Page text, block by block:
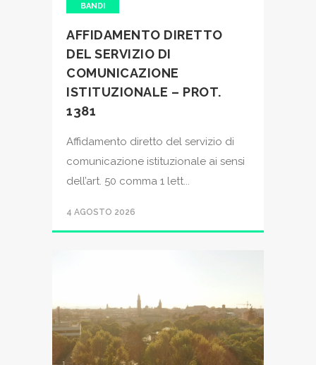
BANDI
AFFIDAMENTO DIRETTO
DEL SERVIZIO DI
COMUNICAZIONE
ISTITUZIONALE – PROT.
1381
Affidamento diretto del servizio di
comunicazione istituzionale ai sensi
dell’art. 50 comma 1 lett...
4 AGOSTO 2026